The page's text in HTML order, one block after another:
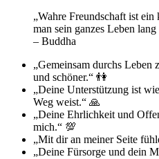
„Wahre Freundschaft ist ein
man sein ganzes Leben
– Buddha
„Gemeinsam durchs Leben
und schöner.“ 👫
„Deine Unterstützung ist
Weg weist.“ 🙏
„Deine Ehrlichkeit und
mich.“ 💯
„Mit dir an meiner Seite
„Deine Fürsorge und dein